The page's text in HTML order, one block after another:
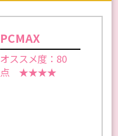
PCMAX
オススメ度：80
点 ★★★★